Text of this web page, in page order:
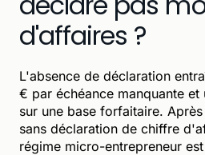
d'affaires ?
L'absence de déclaration
€ par échéance manquante
sur une base forfaitaire.
sans déclaration de chiffre
régime micro-entrepreneur